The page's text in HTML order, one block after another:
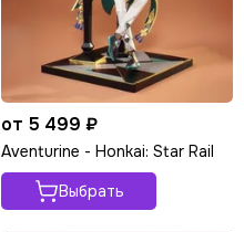
от 5 499 ₽
Aventurine - Honkai: Star Rail
Выбрать